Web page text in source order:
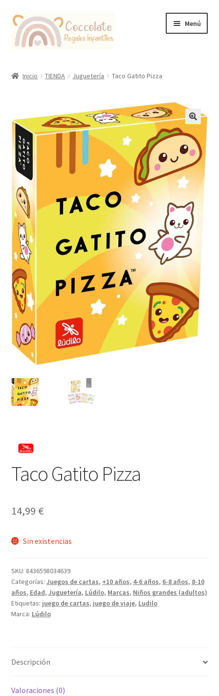
Ir
la
Ir
contenido
Menú
Inicio TIENDA Juguetería Taco Gatito Pizza
Taco Gatito Pizza
14,99 €
Sin existencias
SKU: 8436598034639
Categorías: Juegos de cartas, +10 años, 4-6 años, 6-8 años, 8-10
años, Edad, Juguetería, Lúdilo, Marcas, Niños grandes (adultos)
Etiquetas: juego de cartas, juego de viaje, Ludilo
Marca: Lúdilo
Descripción
Valoraciones (0)